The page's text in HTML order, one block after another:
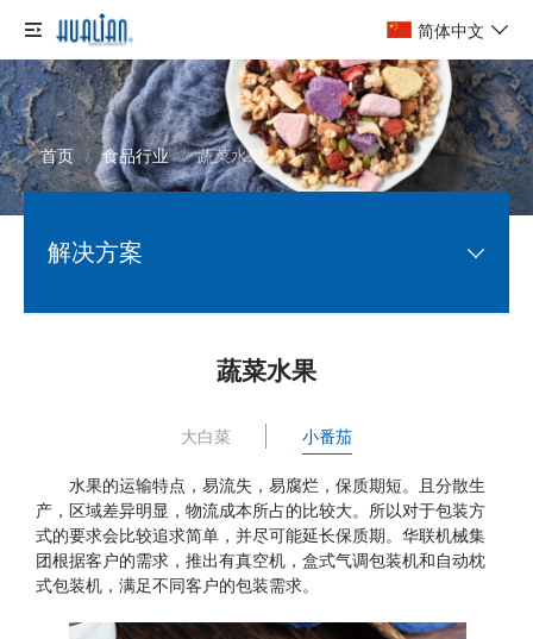
简体中文
首页 / 食品行业 / 蔬菜水果
解决方案
食品行业
日化行业

电气行业

蔬菜水果
大白菜 小番茄
水果的运输特点，易流失，易腐烂，保质期短。且分散生
产，区域差异明显，物流成本所占的比较大。所以对于包装方
式的要求会比较追求简单，并尽可能延长保质期。华联机械集
团根据客户的需求，推出有真空机，盒式气调包装机和自动枕
式包装机，满足不同客户的包装需求。